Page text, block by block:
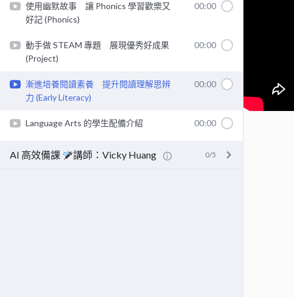
使用幽默故事 讓 Phonics 學習歡樂又
好記 (Phonics)
00:00
動手做 STEAM 專題 展現優秀好成果
(Project)
00:00
漸進培養閱讀素養 提升閱讀理解思辨
力 (Early Literacy)
00:00
Language Arts 的學生配備介紹 00:00
AI 高效備課 講師：Vicky Huang 0/5